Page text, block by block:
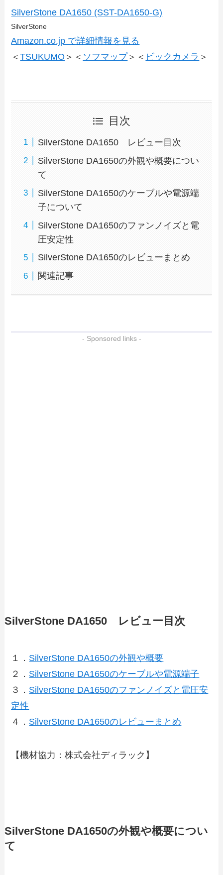
SilverStone DA1650 (SST-DA1650-G)
SilverStone
Amazon.co.jp で詳細情報を見る
＜TSUKUMO ＞＜ ソフマップ＞＜ ビックカメラ ＞
目次
SilverStone DA1650 レビュー目次
SilverStone DA1650の外観や概要につい
て
SilverStone DA1650のケーブルや電源端
子について
SilverStone DA1650のファンノイズと電
圧安定性
SilverStone DA1650のレビューまとめ
関連記事
- Sponsored links -
SilverStone DA1650 レビュー目次
１． SilverStone DA1650の外観や概要
２． SilverStone DA1650のケーブルや電源端子
３． SilverStone DA1650のファンノイズと電圧安
定性
４． SilverStone DA1650のレビューまとめ
【機材協力：株式会社ディラック】
SilverStone DA1650の外観や概要につい
て